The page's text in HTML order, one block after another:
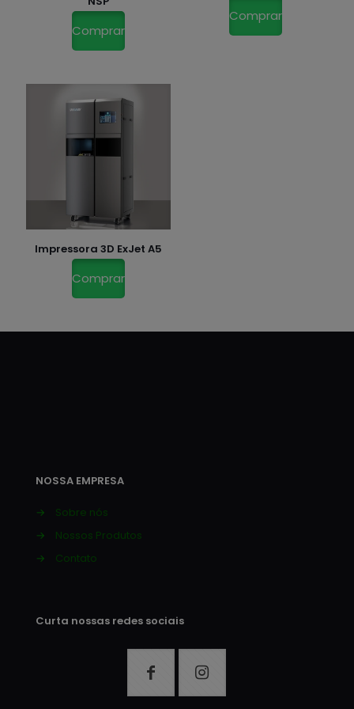
Comprar
Comprar
Impressora 3D ExJet A5
Comprar
NOSSA EMPRESA
→
Sobre nós
→
Nossos Produtos
→
Contato
Curta nossas redes sociais